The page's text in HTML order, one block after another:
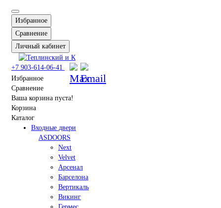
Избранное
Сравнение
Личный кабинет
+7 903-614-06-41
Избранное
Сравнение
Ваша корзина пуста!
Корзина
Каталог
Входные двери
ASDOORS
Next
Velvet
Арсенал
Барселона
Вертикаль
Викинг